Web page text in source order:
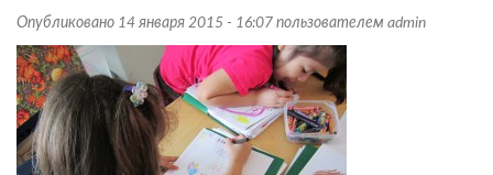
сада:
«Солнышко
лучистое»
Опубликовано 14 января 2015 - 16:07 пользователем admin